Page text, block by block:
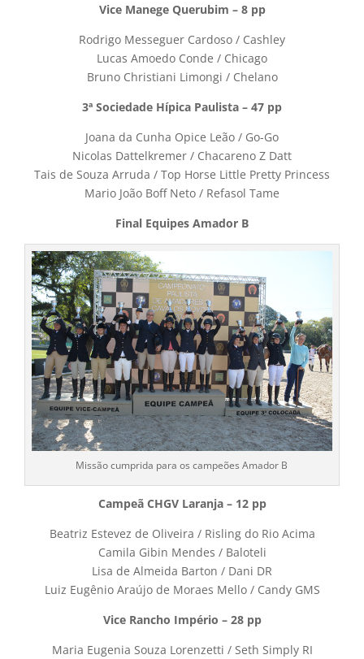
Vice Manege Querubim – 8 pp
Rodrigo Messeguer Cardoso / Cashley
Lucas Amoedo Conde / Chicago
Bruno Christiani Limongi / Chelano
3ª Sociedade Hípica Paulista – 47 pp
Joana da Cunha Opice Leão / Go-Go
Nicolas Dattelkremer / Chacareno Z Datt
Tais de Souza Arruda / Top Horse Little Pretty Princess
Mario João Boff Neto / Refasol Tame
Final Equipes Amador B
Missão cumprida para os campeões Amador B
Campeã CHGV Laranja – 12 pp
Beatriz Estevez de Oliveira / Risling do Rio Acima
Camila Gibin Mendes / Baloteli
Lisa de Almeida Barton / Dani DR
Luiz Eugênio Araújo de Moraes Mello / Candy GMS
Vice Rancho Império – 28 pp
Maria Eugenia Souza Lorenzetti / Seth Simply RI